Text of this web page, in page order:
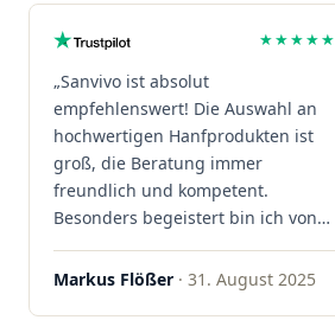
★★★★★
„Sanvivo ist absolut
empfehlenswert! Die Auswahl an
hochwertigen Hanfprodukten ist
groß, die Beratung immer
freundlich und kompetent.
Besonders begeistert bin ich von
der schnellen Rezeptannahme –
alles läuft unkompliziert und
Markus Flößer · 31. August 2025